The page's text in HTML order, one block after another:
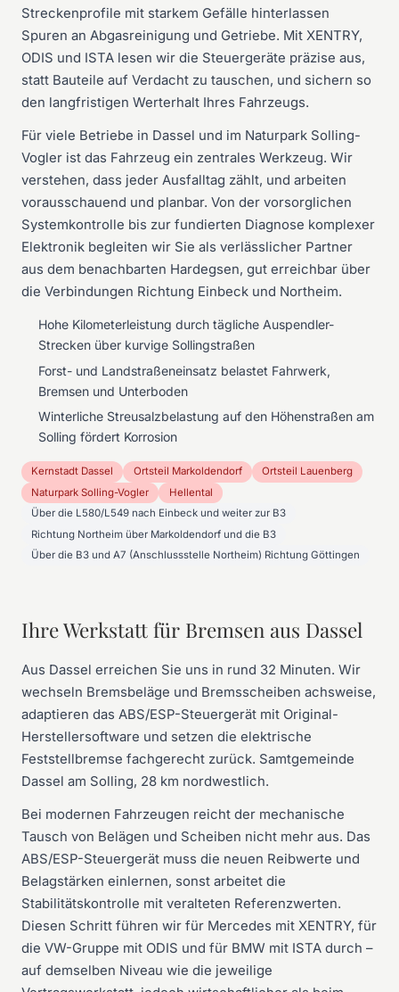
Streckenprofile mit starkem Gefälle hinterlassen
Spuren an Abgasreinigung und Getriebe. Mit XENTRY,
ODIS und ISTA lesen wir die Steuergeräte präzise aus,
statt Bauteile auf Verdacht zu tauschen, und sichern so
den langfristigen Werterhalt Ihres Fahrzeugs.
Für viele Betriebe in Dassel und im Naturpark Solling-
Vogler ist das Fahrzeug ein zentrales Werkzeug. Wir
verstehen, dass jeder Ausfalltag zählt, und arbeiten
vorausschauend und planbar. Von der vorsorglichen
Systemkontrolle bis zur fundierten Diagnose komplexer
Elektronik begleiten wir Sie als verlässlicher Partner
aus dem benachbarten Hardegsen, gut erreichbar über
die Verbindungen Richtung Einbeck und Northeim.
Hohe Kilometerleistung durch tägliche Auspendler-
Strecken über kurvige Sollingstraßen
Forst- und Landstraßeneinsatz belastet Fahrwerk,
Bremsen und Unterboden
Winterliche Streusalzbelastung auf den Höhenstraßen am
Solling fördert Korrosion
Kernstadt Dassel Ortsteil Markoldendorf
Ortsteil Lauenberg
Naturpark Solling-Vogler
Hellental
Über die L580/L549 nach Einbeck und weiter zur B3
Richtung Northeim über Markoldendorf und die B3
Über die B3 und A7 (Anschlussstelle Northeim) Richtung Göttingen
Ihre Werkstatt für Bremsen aus Dassel
Aus Dassel erreichen Sie uns in rund 32 Minuten. Wir
wechseln Bremsbeläge und Bremsscheiben achsweise,
adaptieren das ABS/ESP-Steuergerät mit Original-
Herstellersoftware und setzen die elektrische
Feststellbremse fachgerecht zurück. Samtgemeinde
Dassel am Solling, 28 km nordwestlich.
Bei modernen Fahrzeugen reicht der mechanische
Tausch von Belägen und Scheiben nicht mehr aus. Das
ABS/ESP-Steuergerät muss die neuen Reibwerte und
Belagstärken einlernen, sonst arbeitet die
Stabilitätskontrolle mit veralteten Referenzwerten.
Diesen Schritt führen wir für Mercedes mit XENTRY, für
die VW-Gruppe mit ODIS und für BMW mit ISTA durch –
auf demselben Niveau wie die jeweilige